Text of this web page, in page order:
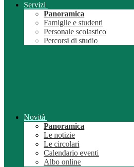
Servizi
Panoramica
Famiglie e studenti
Personale scolastico
Percorsi di studio
Novità
Panoramica
Le notizie
Le circolari
Calendario eventi
Albo online